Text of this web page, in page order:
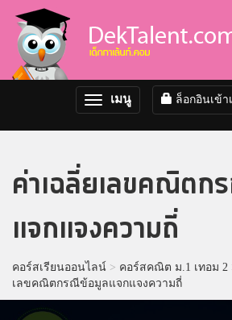
ล็อกอินเข้า
Toggle
navigation
เมนู
ค่าเฉลี่ยเลขคณิต
แจกแจงความถี่
คอร์สเรียนออนไลน์ > คอร์สคณิต ม.1 เทอม 2
เลขคณิตกรณีข้อมูลแจกแจงความถี่